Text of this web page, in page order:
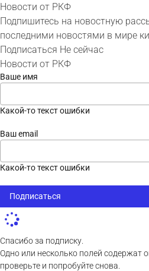
Новости от РКФ
Подпишитесь на новостную
последними новостями в мире
Подписаться Не сейчас
Новости от РКФ
Ваше имя
Какой-то текст ошибки
Ваш email
Какой-то текст ошибки
Подписаться
Спасибо за подписку.
Одно или несколько полей содержат
проверьте и попробуйте снова.